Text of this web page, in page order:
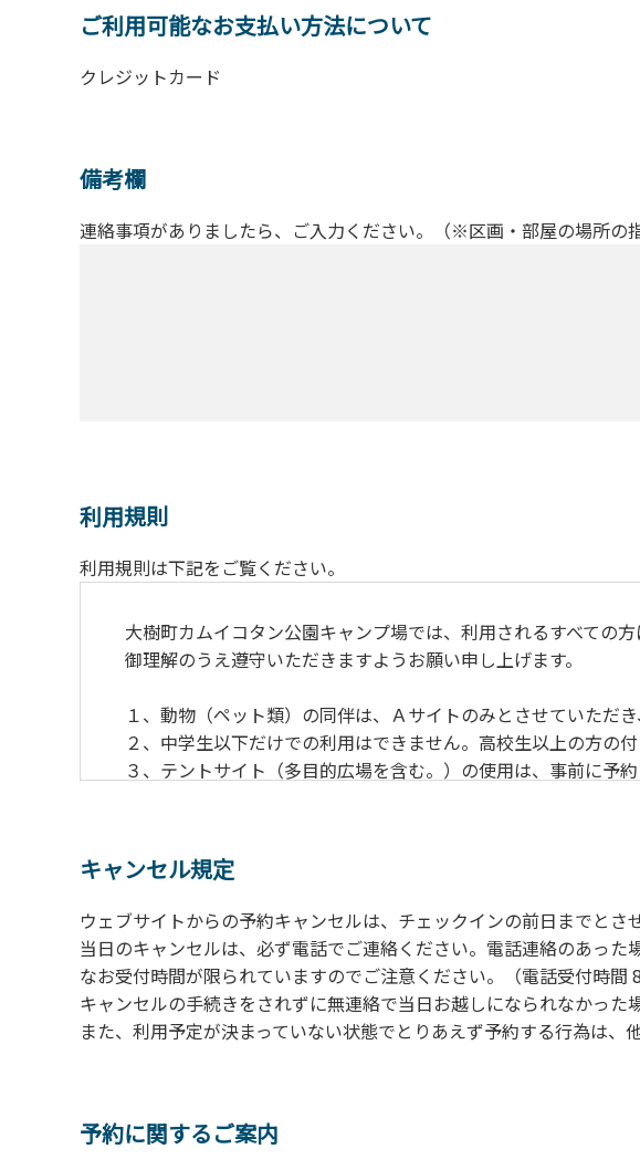
ご利用可能なお支払い方法について
クレジットカード
備考欄
連絡事項がありましたら、ご入力ください。（※区画・部屋の場所の
利用規則
利用規則は下記をご覧ください。
大樹町カムイコタン公園キャンプ場では、利用されるすべての
御理解のうえ遵守いただきますようお願い申し上げます。
１、動物（ペット類）の同伴は、Ａサイトのみとさせていただ
２、中学生以下だけでの利用はできません。高校生以上の方の付
３、テントサイト（多目的広場を含む。）の使用は、事前に予
４、車両は、荷物の積み下ろし時以外は、駐車場にとめてくださ
５、チェックアウトは、午前10時まで（日帰り使用の場合は午
手続きを行ってください。
６、ゴミは分別されたもののみ回収します。午前8時30分から
にチェックアウトする方は、お持ち帰りをお願いします。
【禁止事項】
カラオケ、発電機、地面での直火による焚き火、キャンプファ
当キャンプ場のそばを流れる歴舟川は、上流で雨が降ると短時
キャンセル規定
ウェブサイトからの予約キャンセルは、チェックインの前日までとさ
当日のキャンセルは、必ず電話でご連絡ください。電話連絡のあった
なお受付時間が限られていますのでご注意ください。（電話受付時間
キャンセルの手続きをされずに無連絡で当日お越しになられなかった
また、利用予定が決まっていない状態でとりあえず予約する行為は、
予約に関するご案内